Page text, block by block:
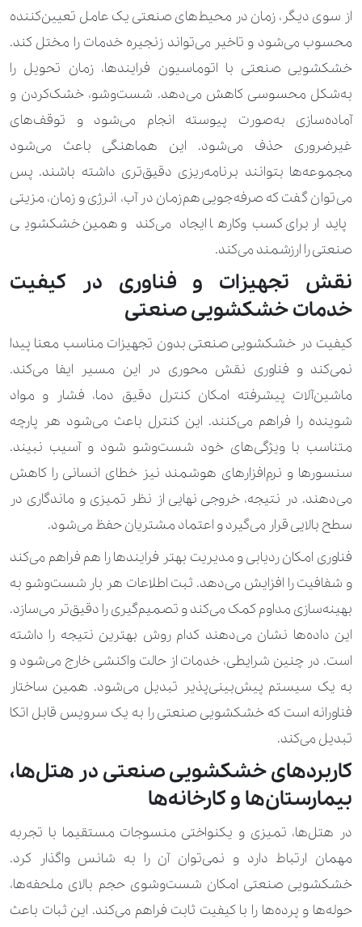
از سوی دیگر، زمان در محیط‌های صنعتی یک عامل تعیین‌کننده
محسوب می‌شود و تاخیر می‌تواند زنجیره خدمات را مختل کند.
خشکشویی صنعتی با اتوماسیون فرایندها، زمان تحویل را
به‌شکل محسوسی کاهش می‌دهد. شست‌وشو، خشک‌کردن و
آماده‌سازی به‌صورت پیوسته انجام می‌شود و توقف‌های
غیرضروری حذف می‌شود. این هماهنگی باعث می‌شود
مجموعه‌ها بتوانند برنامه‌ریزی دقیق‌تری داشته باشند. پس
می‌توان گفت که صرفه‌جویی هم‌زمان در آب، انرژی و زمان، مزیتی
پایدار برای کسب‌وکارها ایجاد می‌کند و همین خشکشویی
صنعتی را ارزشمند می‌کند.
نقش تجهیزات و فناوری در کیفیت
خدمات خشکشویی صنعتی
کیفیت در خشکشویی صنعتی بدون تجهیزات مناسب معنا پیدا
نمی‌کند و فناوری نقش محوری در این مسیر ایفا می‌کند.
ماشین‌آلات پیشرفته امکان کنترل دقیق دما، فشار و مواد
شوینده را فراهم می‌کنند. این کنترل باعث می‌شود هر پارچه
متناسب با ویژگی‌های خود شست‌وشو شود و آسیب نبیند.
سنسورها و نرم‌افزارهای هوشمند نیز خطای انسانی را کاهش
می‌دهند. در نتیجه، خروجی نهایی از نظر تمیزی و ماندگاری در
سطح بالایی قرار می‌گیرد و اعتماد مشتریان حفظ می‌شود.
فناوری امکان ردیابی و مدیریت بهتر فرایندها را هم فراهم می‌کند
و شفافیت را افزایش می‌دهد. ثبت اطلاعات هر بار شست‌وشو به
بهینه‌سازی مداوم کمک می‌کند و تصمیم‌گیری را دقیق‌تر می‌سازد.
این داده‌ها نشان می‌دهند کدام روش بهترین نتیجه را داشته
است. در چنین شرایطی، خدمات از حالت واکنشی خارج می‌شود و
به یک سیستم پیش‌بینی‌پذیر تبدیل می‌شود. همین ساختار
فناورانه است که خشکشویی صنعتی را به یک سرویس قابل اتکا
تبدیل می‌کند.
کاربردهای خشکشویی صنعتی در هتل‌ها،
بیمارستان‌ها و کارخانه‌ها
در هتل‌ها، تمیزی و یکنواختی منسوجات مستقیما با تجربه
مهمان ارتباط دارد و نمی‌توان آن را به شانس واگذار کرد.
خشکشویی صنعتی امکان شست‌وشوی حجم بالای ملحفه‌ها،
حوله‌ها و پرده‌ها را با کیفیت ثابت فراهم می‌کند. این ثبات باعث